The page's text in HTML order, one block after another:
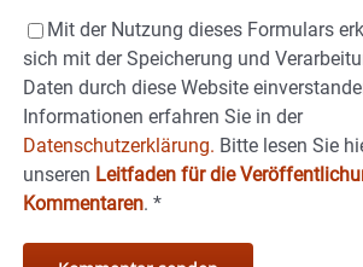
Mit der Nutzung dieses Formulars
sich mit der Speicherung und
Daten durch diese Website
Informationen erfahren Sie in der
Datenschutzerklärung. Bitte lesen Sie
unseren Leitfaden für die
Kommentaren. *